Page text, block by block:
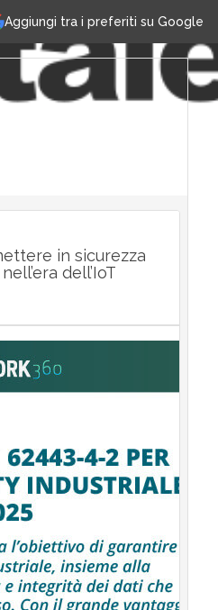
Aggiungi tra i preferiti su Google
in sicurezza
dell’IoT